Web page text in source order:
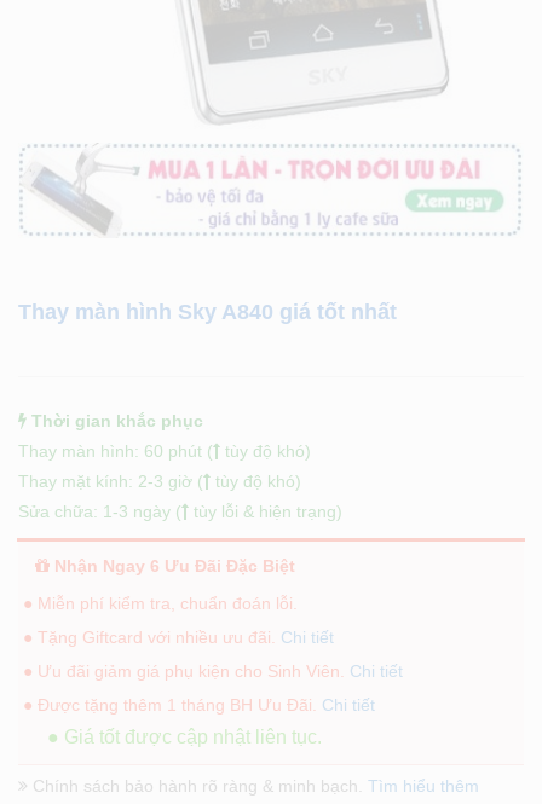
Thay màn hình Sky A840 giá tốt nhất
Thời gian khắc phục
Thay màn hình: 60 phút (
tùy độ khó)
Thay mặt kính: 2-3 giờ (
tùy độ khó)
Sửa chữa: 1-3 ngày (
tùy lỗi & hiện trạng)
Nhận Ngay 6 Ưu Đãi Đặc Biệt
● Miễn phí kiểm tra, chuẩn đoán lỗi.
● Tặng Giftcard với nhiều ưu đãi. Chi tiết
● Ưu đãi giảm giá phụ kiện cho Sinh Viên. Chi tiết
● Được tặng thêm 1 tháng BH Ưu Đãi. Chi tiết
● Giá tốt được cập nhật liên tục.
Chính sách bảo hành rõ ràng & minh bạch. Tìm hiểu thêm